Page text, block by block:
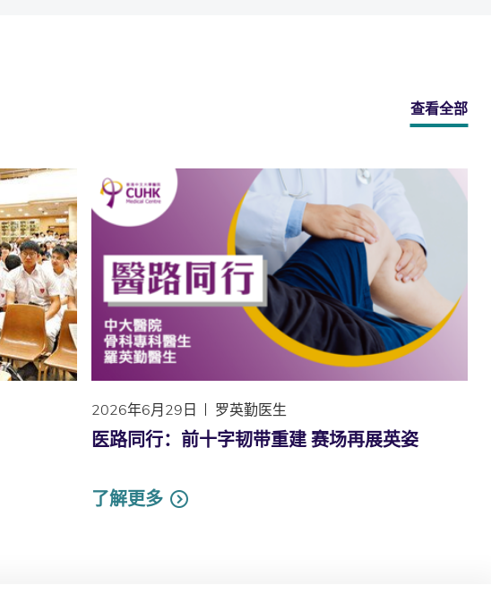
查看全部
2026年6月29日 罗英勤医生
医路同行：前十字韧带重建 赛场再展英姿
了解更多